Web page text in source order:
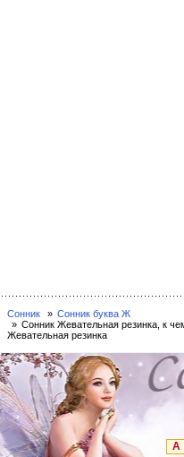
Сонник
Сонник буква Ж
Сонник Жевательная резинка, к
Жевательная резинка
А